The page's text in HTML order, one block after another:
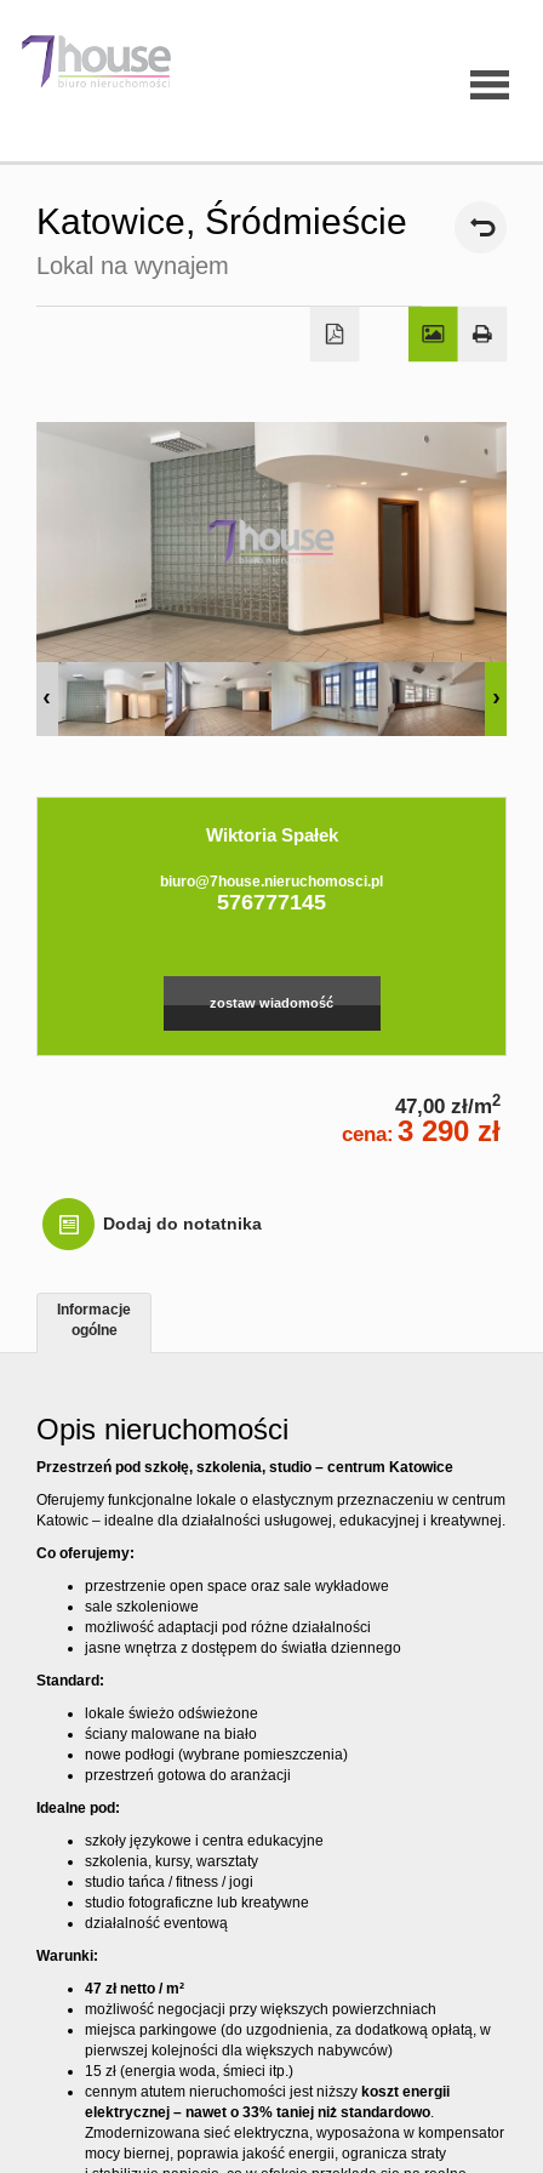
Strona
O firmie
Oferty
Dzialki
Lokale
Hale
Obiekty
Kontakt
Katowice, Śródmieście
Lokal na wynajem
Wiktoria Spałek
biuro@7house.nieruchomosci.pl
576777145
zostaw wiadomość
47,00 zł/m2
cena: 3 290 zł
Dodaj do notatnika
Informacje
ogólne
Opis nieruchomości
Przestrzeń pod szkołę, szkolenia, studio – centrum Katowice
Oferujemy funkcjonalne lokale o elastycznym przeznaczeniu w centrum
Katowic – idealne dla działalności usługowej, edukacyjnej i kreatywnej.
Co oferujemy:
przestrzenie open space oraz sale wykładowe
sale szkoleniowe
możliwość adaptacji pod różne działalności
jasne wnętrza z dostępem do światła dziennego
Standard:
lokale świeżo odświeżone
ściany malowane na biało
nowe podłogi (wybrane pomieszczenia)
przestrzeń gotowa do aranżacji
Idealne pod:
szkoły językowe i centra edukacyjne
szkolenia, kursy, warsztaty
studio tańca / fitness / jogi
studio fotograficzne lub kreatywne
działalność eventową
Warunki:
47 zł netto / m²
możliwość negocjacji przy większych powierzchniach
miejsca parkingowe (do uzgodnienia, za dodatkową opłatą, w
pierwszej kolejności dla większych nabywców)
15 zł (energia woda, śmieci itp.)
cennym atutem nieruchomości jest niższy koszt energii
elektrycznej – nawet o 33% taniej niż standardowo.
Zmodernizowana sieć elektryczna, wyposażona w kompensator
mocy biernej, poprawia jakość energii, ogranicza straty